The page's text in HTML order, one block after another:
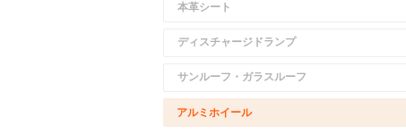
本革シート
ディスチャージドランプ
サンルーフ・ガラスルーフ
アルミホイール